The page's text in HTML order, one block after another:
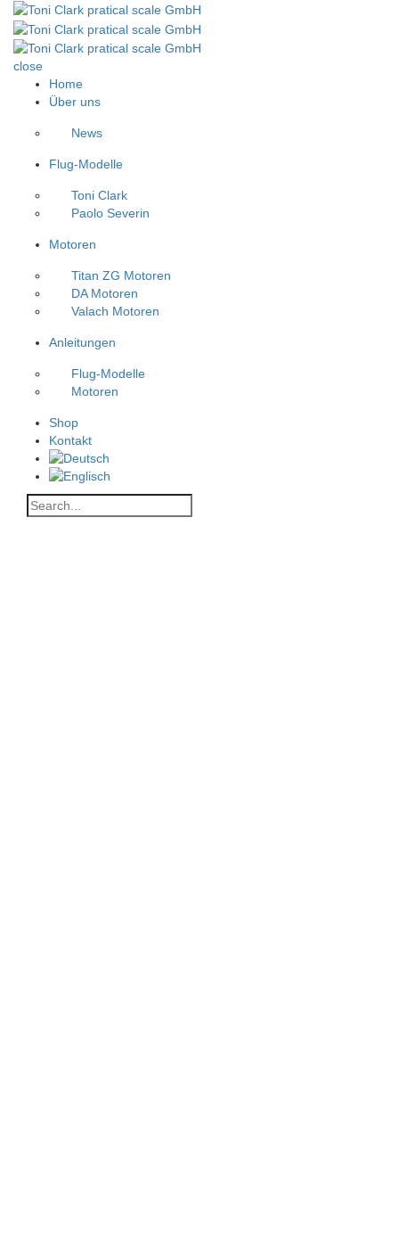
close
Home
Über uns
News
Flug-Modelle
Toni Clark
Paolo Severin
Motoren
Titan ZG Motoren
DA Motoren
Valach Motoren
Anleitungen
Flug-Modelle
Motoren
Shop
Kontakt